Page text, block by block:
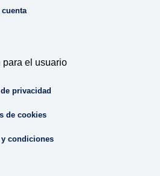
cuenta
para el usuario
privacidad
de cookies
condiciones